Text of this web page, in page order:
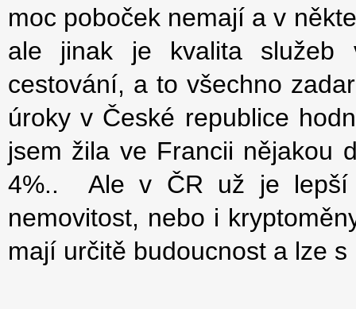
moc poboček nemají a v
ale jinak je kvalita služeb
cestování, a to všechno
úroky v České republice
jsem žila ve Francii nějakou
4%.. Ale v ČR už je lepší
nemovitost, nebo i
mají určitě budoucnost a lze